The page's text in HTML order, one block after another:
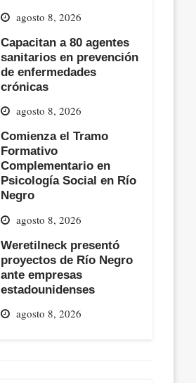
agosto 8, 2026
Capacitan a 80 agentes
sanitarios en prevención
de enfermedades
crónicas
agosto 8, 2026
Comienza el Tramo
Formativo
Complementario en
Psicología Social en Río
Negro
agosto 8, 2026
Weretilneck presentó
proyectos de Río Negro
ante empresas
estadounidenses
agosto 8, 2026